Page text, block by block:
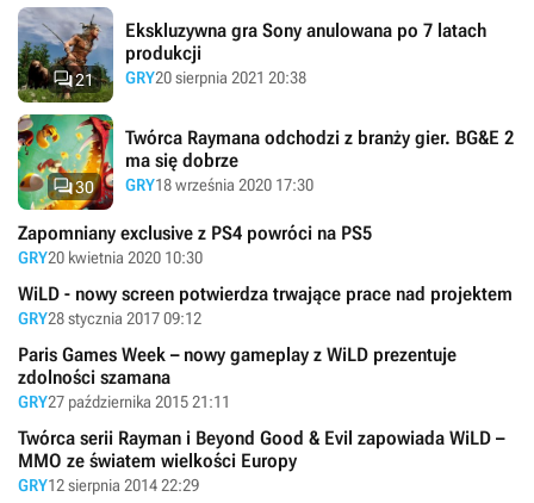
21
Ekskluzywna gra Sony anulowana po 7 latach
produkcji
GRY20 sierpnia 2021 20:38
30
Twórca Raymana odchodzi z branży gier. BG&E 2
ma się dobrze
GRY18 września 2020 17:30
Zapomniany exclusive z PS4 powróci na PS5
GRY20 kwietnia 2020 10:30
WiLD - nowy screen potwierdza trwające prace nad projektem
GRY28 stycznia 2017 09:12
Paris Games Week – nowy gameplay z WiLD prezentuje
zdolności szamana
GRY27 października 2015 21:11
Twórca serii Rayman i Beyond Good & Evil zapowiada WiLD –
MMO ze światem wielkości Europy
GRY12 sierpnia 2014 22:29